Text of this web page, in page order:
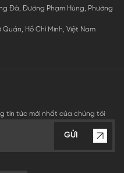
Đà, Đường Phạm Hùng, Phường
Hồ Chí Minh, Việt Nam
tin tức mới nhất của chúng tôi
GỬI